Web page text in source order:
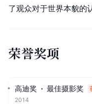
了观众对于世界本貌的
荣誉奖项
高迪奖 · 最佳摄影奖
2014